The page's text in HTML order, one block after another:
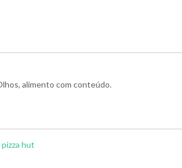
alimento com conteúdo.
pizza hut